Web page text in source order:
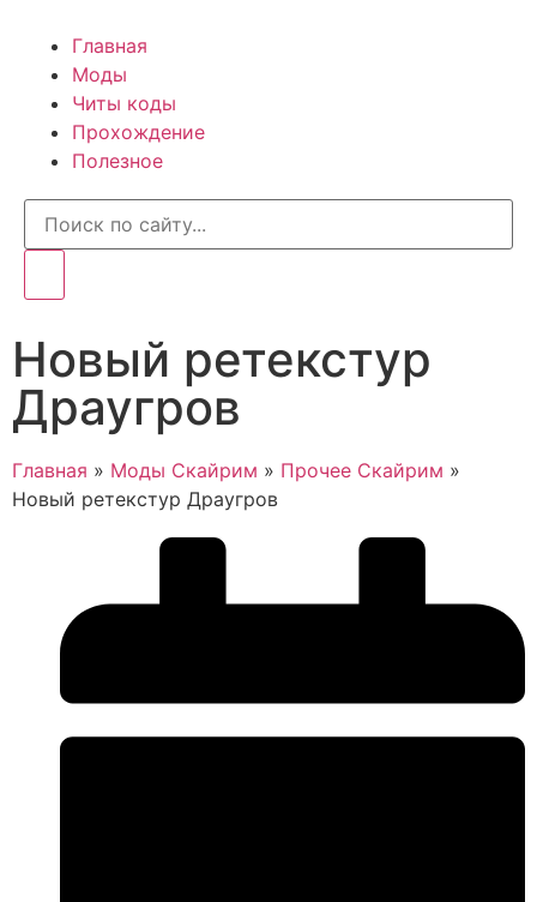
Главная
Моды
Читы коды
Прохождение
Полезное
Новый ретекстур
Драугров
Главная » Моды Скайрим » Прочее Скайрим »
Новый ретекстур Драугров